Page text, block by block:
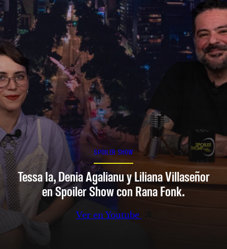
SPOILER SHOW
Tessa Ia, Denia Agalianu y Liliana Villaseñor
en Spoiler Show con Rana Fonk.
Ver en Youtube